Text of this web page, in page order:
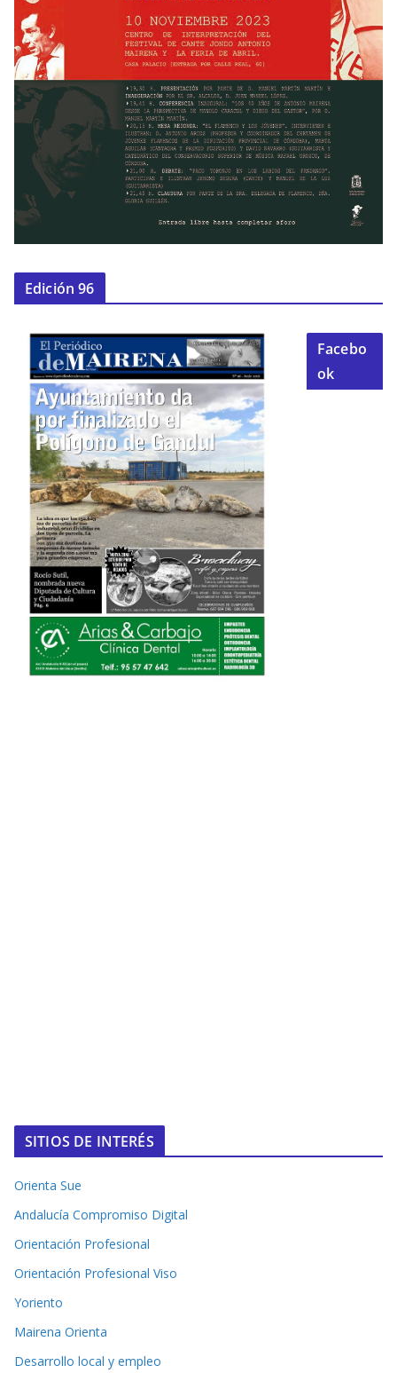
Edición 96
Facebo
ok
SITIOS DE INTERÉS
Orienta Sue
Andalucía Compromiso Digital
Orientación Profesional
Orientación Profesional Viso
Yoriento
Mairena Orienta
Desarrollo local y empleo